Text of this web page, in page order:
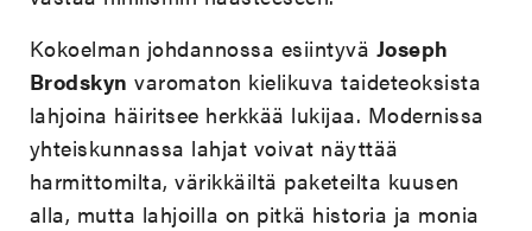
Kokoelman johdannossa esiintyvä Joseph
Brodskyn varomaton kielikuva taideteoksista
lahjoina häiritsee herkkää lukijaa. Modernissa
yhteiskunnassa lahjat voivat näyttää
harmittomilta, värikkäiltä paketeilta kuusen
alla, mutta lahjoilla on pitkä historia ja monia